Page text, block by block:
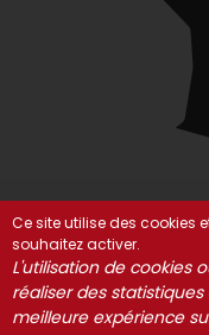
© Risoul 2021-2025
Ce site utilise des cookies
souhaitez activer.
L'utilisation de cookies
réaliser des
meilleure expérience